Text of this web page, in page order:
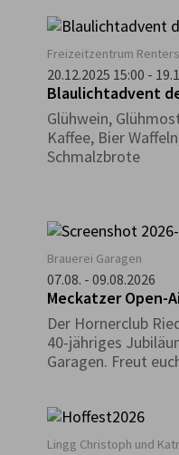
Freizeitzentrum
20.12.2025 15:00 -
Blaulichtadvent
Glühwein,
Kaffee, Bier
Schmalzbrote
Brauerei Garagen
07.08. - 09.08.2026
Meckatzer Open-
Der Hornerclub
40-jähriges
Garagen. Freut
reichhaltiger
Lingg Christoph und